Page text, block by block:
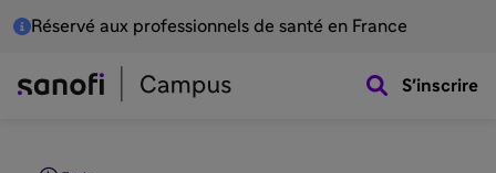
Réservé aux professionnels de santé en France
S'inscrire